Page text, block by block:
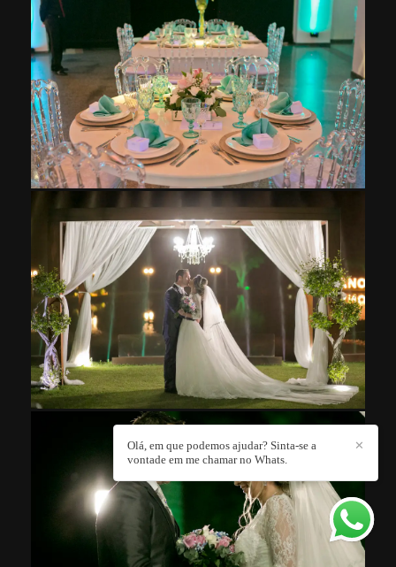
✕
Olá, em que podemos ajudar? Sinta-se a
vontade em me chamar no Whats.